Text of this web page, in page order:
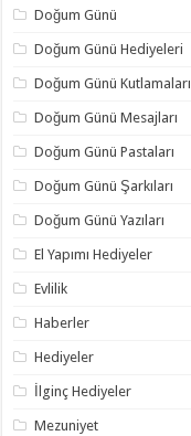
Doğum Günü
Doğum Günü Hediyeleri
Doğum Günü Kutlamaları
Doğum Günü Mesajları
Doğum Günü Pastaları
Doğum Günü Şarkıları
Doğum Günü Yazıları
El Yapımı Hediyeler
Evlilik
Haberler
Hediyeler
İlginç Hediyeler
Mezuniyet